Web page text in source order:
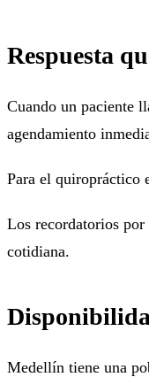
Respuesta
Cuando un paciente
agendamiento
Para el quiropráctico
Los recordatorios
cotidiana.
Medellín tiene una